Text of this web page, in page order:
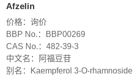
Afzelin
价格：询价
BBP No.： BBP00269
CAS No.：482-39-3
中文名： 阿福豆苷
别名： Kaempferol 3-O-rhamnoside